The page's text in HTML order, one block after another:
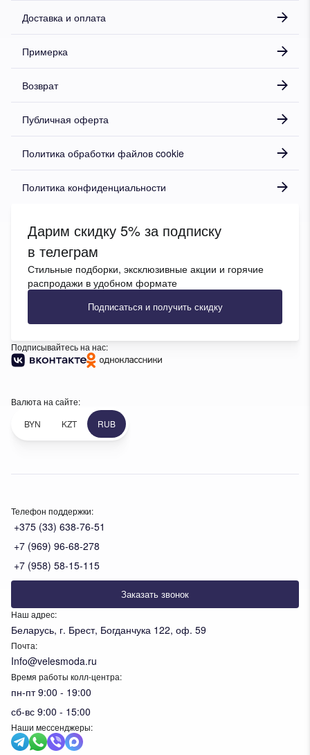
Телефон поддержки:
+375 (33) 638-76-51
+7 (969) 96-68-278
+7 (958) 58-15-115
Заказать звонок
Наш адрес:
Беларусь, г. Брест, Богданчука 122, оф. 59
Почта:
Info@velesmoda.ru
Время работы колл-центра:
пн-пт 9:00 - 19:00
сб-вс 9:00 - 15:00
Наши мессенджеры:
Доставка и оплата
Примерка
Возврат
Публичная оферта
Политика обработки файлов cookie
Политика конфиденциальности
Дарим скидку 5% за подписку
в телеграм
Стильные подборки, эксклюзивные акции и горячие
распродажи в удобном формате
Подписаться и получить скидку
Подписывайтесь на нас:
Валюта на сайте:
BYN
KZT RUB